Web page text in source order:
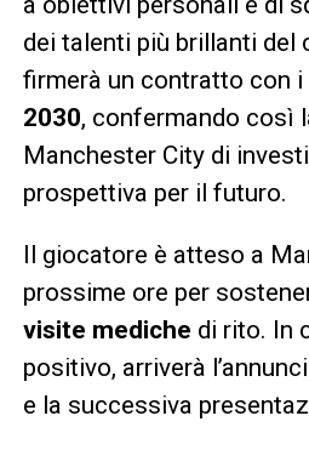
dei talenti più brillanti del
firmerà un contratto con i
2030, confermando così
Manchester City di
prospettiva per il futuro.
Il giocatore è atteso a
prossime ore per
visite mediche di rito. In
positivo, arriverà
e la successiva